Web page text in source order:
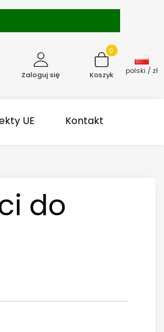
Zaloguj się
Produkty w
Koszyk polski / zł
UE Kontakt
do